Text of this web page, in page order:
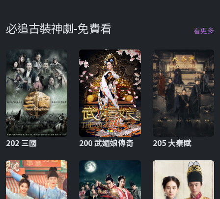
必追古裝神劇-免費看 看更多
202 三國 200 武媚娘傳奇 205 大秦賦